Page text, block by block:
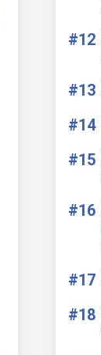
#12
#13
#14
#15
#16
#17
#18